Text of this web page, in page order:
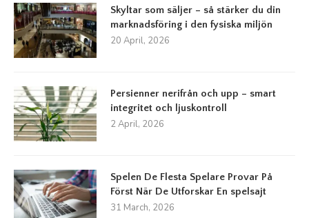
Skyltar som säljer – så stärker du din
marknadsföring i den fysiska miljön
20 April, 2026
Persienner nerifrån och upp – smart
integritet och ljuskontroll
2 April, 2026
Spelen De Flesta Spelare Provar På
Först När De Utforskar En spelsajt
31 March, 2026